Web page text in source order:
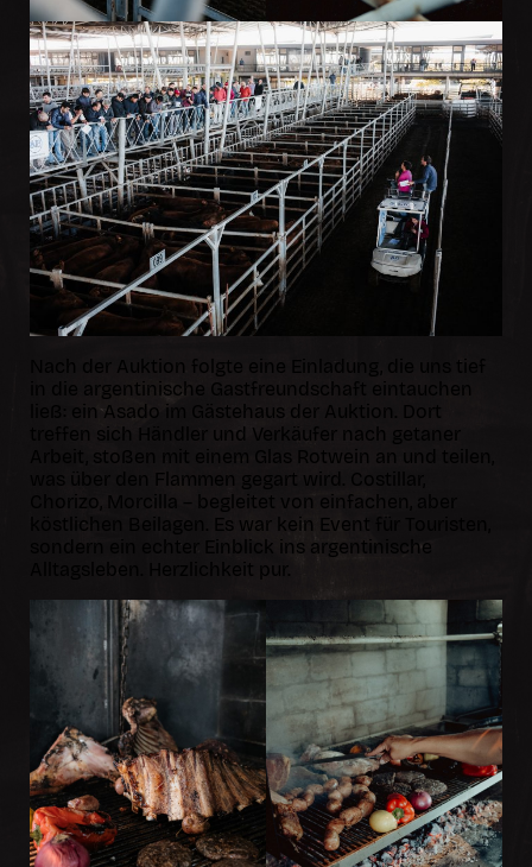
Nach der Auktion folgte eine Einladung, die uns tief
in die argentinische Gastfreundschaft eintauchen
ließ: ein Asado im Gästehaus der Auktion. Dort
treffen sich Händler und Verkäufer nach getaner
Arbeit, stoßen mit einem Glas Rotwein an und teilen,
was über den Flammen gegart wird. Costillar,
Chorizo, Morcilla – begleitet von einfachen, aber
köstlichen Beilagen. Es war kein Event für Touristen,
sondern ein echter Einblick ins argentinische
Alltagsleben. Herzlichkeit pur.